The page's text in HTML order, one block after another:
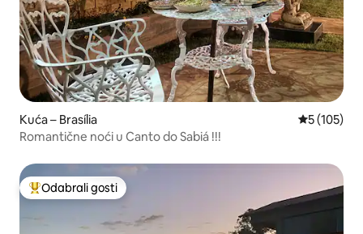
Kuća – Brasília Prosječna
5 (105)
Romantične noći u Canto do Sabiá !!!
Među najviše rangiranima s oznakom „Odabrali gosti”
Odabrali gosti